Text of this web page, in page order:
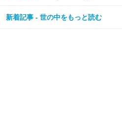
新着記事 - 世の中をもっと読む